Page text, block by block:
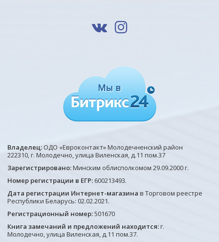
Владелец:ОДО «Евроконтакт» Молодечненский район
222310, г. Молодечно, улица Виленская, д.11 пом.37
Зарегистрировано:Минским облисполкомом 29.09.2000 г.
Номер регистрации в ЕГР: 600213493.
Дата регистрации Интернет-магазина в Торговом реестре
Республики Беларусь: 02.02.2021.
Регистрационный номер:501670
Книга замечаний и предложений находится:г.
Молодечно, улица Виленская, д.11 пом.37.